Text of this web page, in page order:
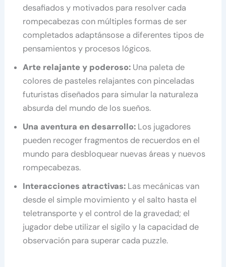
desafiados y motivados para resolver cada
rompecabezas con múltiples formas de ser
completados adaptánsose a diferentes tipos de
pensamientos y procesos lógicos.
Arte relajante y poderoso: Una paleta de
colores de pasteles relajantes con pinceladas
futuristas diseñados para simular la naturaleza
absurda del mundo de los sueños.
Una aventura en desarrollo: Los jugadores
pueden recoger fragmentos de recuerdos en el
mundo para desbloquear nuevas áreas y nuevos
rompecabezas.
Interacciones atractivas: Las mecánicas van
desde el simple movimiento y el salto hasta el
teletransporte y el control de la gravedad; el
jugador debe utilizar el sigilo y la capacidad de
observación para superar cada puzzle.